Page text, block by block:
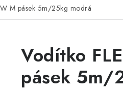
M pásek 5m/25kg modrá
Vodítko
pásek 5m/